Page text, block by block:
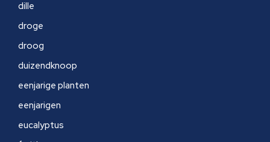
dille
droge
droog
duizendknoop
eenjarige planten
eenjarigen
eucalyptus